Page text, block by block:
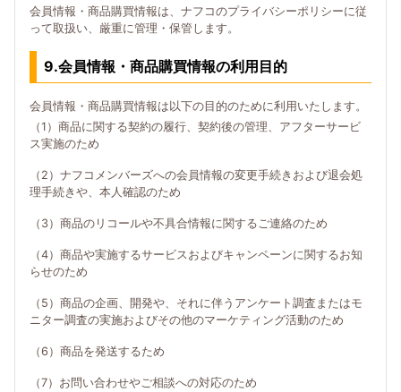
会員情報・商品購買情報は、ナフコのプライバシーポリシーに従
って取扱い、厳重に管理・保管します。
9.会員情報・商品購買情報の利用目的
会員情報・商品購買情報は以下の目的のために利用いたします。
（1）商品に関する契約の履行、契約後の管理、アフターサービ
ス実施のため
（2）ナフコメンバーズへの会員情報の変更手続きおよび退会処
理手続きや、本人確認のため
（3）商品のリコールや不具合情報に関するご連絡のため
（4）商品や実施するサービスおよびキャンペーンに関するお知
らせのため
（5）商品の企画、開発や、それに伴うアンケート調査またはモ
ニター調査の実施およびその他のマーケティング活動のため
（6）商品を発送するため
（7）お問い合わせやご相談への対応のため